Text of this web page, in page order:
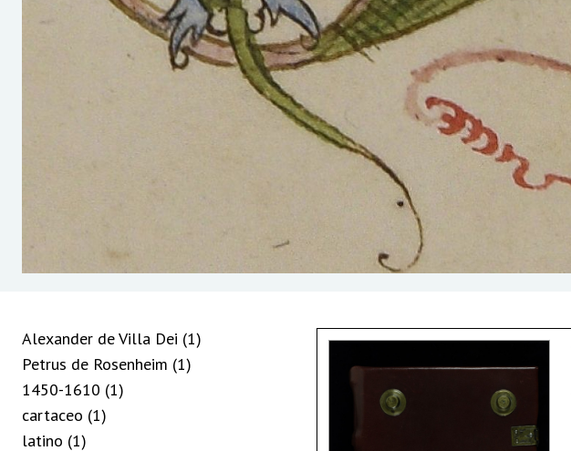
Alexander de Villa Dei (1)
Petrus de Rosenheim (1)
1450-1610 (1)
cartaceo (1)
latino (1)